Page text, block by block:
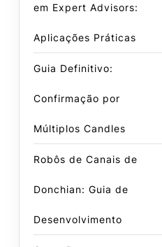
em Expert Advisors:
Aplicações Práticas
Guia Definitivo:
Confirmação por
Múltiplos Candles
Robôs de Canais de
Donchian: Guia de
Desenvolvimento